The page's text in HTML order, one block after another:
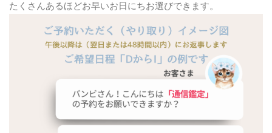
たくさんあるほどお早いお日にちお選びできます。